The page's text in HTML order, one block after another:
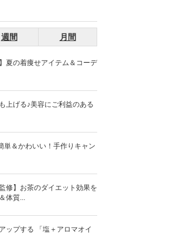
週間 月間
夏の着痩せアイテム＆コーデ
上げる♪美容にご利益のある
単＆かわいい！手作りキャン
修】お茶のダイエット効果を
体質...
ップする 「塩＋アロマオイ